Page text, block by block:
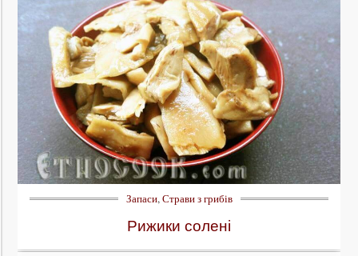
Запаси,Страви з грибів
Рижики солені